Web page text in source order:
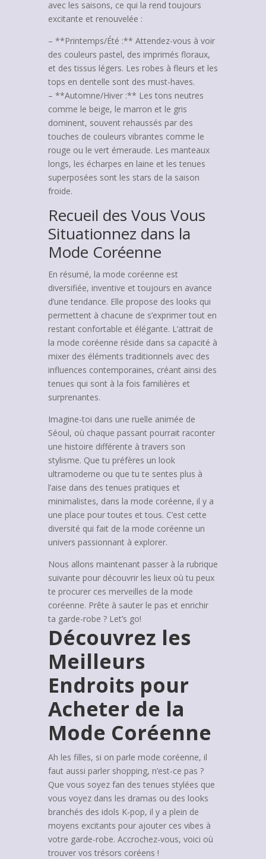
avec les saisons, ce qui la rend toujours
excitante et renouvelée :
– **Printemps/Été :** Attendez-vous à voir
des couleurs pastel, des imprimés floraux,
et des tissus légers. Les robes à fleurs et les
tops en dentelle sont des must-haves.
– **Automne/Hiver :** Les tons neutres
comme le beige, le marron et le gris
dominent, souvent rehaussés par des
touches de couleurs vibrantes comme le
rouge ou le vert émeraude. Les manteaux
longs, les écharpes en laine et les tenues
superposées sont les stars de la saison
froide.
Recueil des Vous Vous
Situationnez dans la
Mode Coréenne
En résumé, la mode coréenne est
diversifiée, inventive et toujours en avance
d’une tendance. Elle propose des looks qui
permettent à chacune de s’exprimer tout en
restant confortable et élégante. L’attrait de
la mode coréenne réside dans sa capacité à
mixer des éléments traditionnels avec des
influences contemporaines, créant ainsi des
tenues qui sont à la fois familières et
surprenantes.
Imagine-toi dans une ruelle animée de
Séoul, où chaque passant pourrait raconter
une histoire différente à travers son
stylisme. Que tu préfères un look
ultramoderne ou que tu te sentes plus à
l’aise dans des tenues pratiques et
minimalistes, dans la mode coréenne, il y a
une place pour toutes et tous. C’est cette
diversité qui fait de la mode coréenne un
univers passionnant à explorer.
Nous allons maintenant passer à la rubrique
suivante pour découvrir les lieux où tu peux
te procurer ces merveilles de la mode
coréenne. Prête à sauter le pas et enrichir
ta garde-robe ? Let’s go!
Découvrez les
Meilleurs
Endroits pour
Acheter de la
Mode Coréenne
Ah les filles, si on parle mode coréenne, il
faut aussi parler shopping, n’est-ce pas ?
Que vous soyez fan des tenues stylées que
vous voyez dans les dramas ou des looks
branchés des idols K-pop, il y a plein de
moyens excitants pour ajouter ces vibes à
votre garde-robe. Accrochez-vous, voici où
trouver vos trésors coréens !